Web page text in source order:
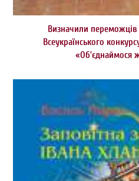
Визначили переможців
Всеукраїнського
«Об’єднаймося